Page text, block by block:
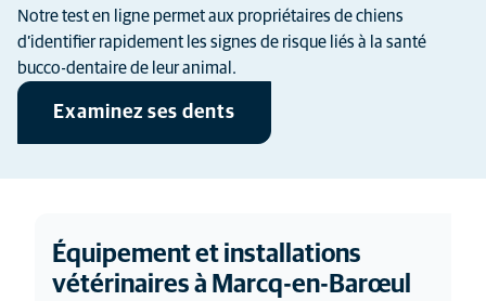
Notre test en ligne permet aux propriétaires de chiens
d’identifier rapidement les signes de risque liés à la santé
bucco-dentaire de leur animal.
Examinez ses dents
Équipement et installations
vétérinaires à Marcq-en-Barœul